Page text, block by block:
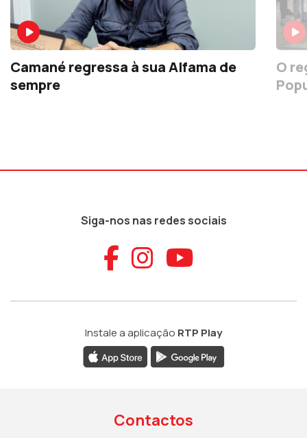
Camané regressa à sua Alfama de
sempre
O
Siga-nos nas redes sociais
Aceder ao
Aceder ao
Aceder
Instale a aplicação RTP Play
Contactos